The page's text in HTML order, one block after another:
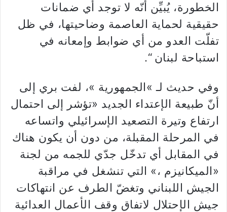
الخطورة، يُبيِّن أنّه لا توجد أي ضمانات
حقيقية لحماية العاصمة وضاحيتها، في ظل
تفلّت العدو من أي ضوابط وإمعانه في
استباحة لبنان “.
وفي حديث لـ »الجمهورية »، لفت بري إلى
أنّ طبيعة الإعتداء الجديد «تؤشر إلى احتمال
ارتفاع وتيرة التصعيد الإسرائيلي واتساعه
في المرحلة المقبلة، من دون أن يكون هناك
في المقابل أي تدخّل جدّي للجمه من لجنة
«الميكانيزم ،» التي تنشغل في مراقبة
الجيش اللبناني وتغضّ الطرف عن انتهاكات
جيش الإحتلال لاتفاق وقف الأعمال العدائية